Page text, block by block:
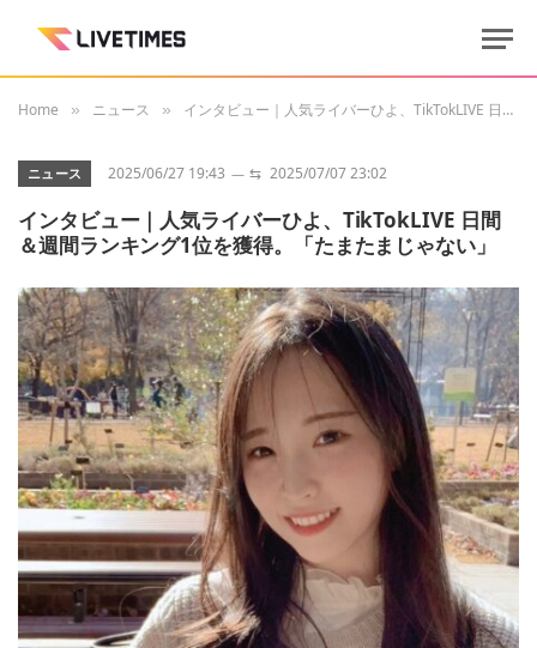
Home » ニュース » インタビュー｜人気ライバーひよ、TikTokLIVE 日間＆週間ランキング1位を獲得。「たまたまじゃない」
ニュース 2025/06/27 19:43 ⇆ 2025/07/07 23:02
インタビュー｜人気ライバーひよ、TikTokLIVE 日間
＆週間ランキング1位を獲得。「たまたまじゃない」